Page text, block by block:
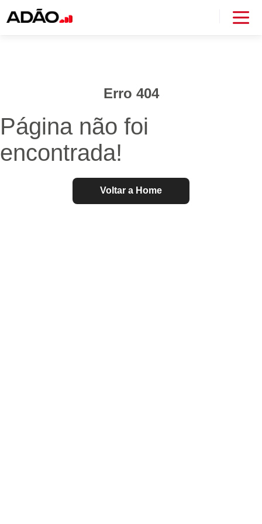
Erro 404
Página não foi
encontrada!
Voltar a Home